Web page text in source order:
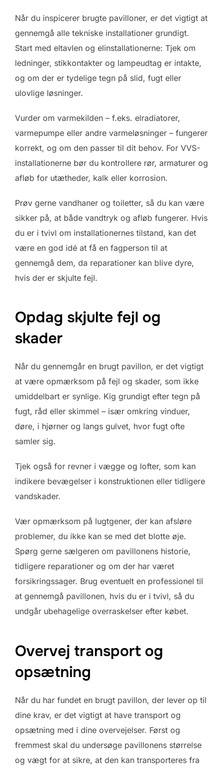
Når du inspicerer brugte pavilloner, er det vigtigt at
gennemgå alle tekniske installationer grundigt.
Start med eltavlen og elinstallationerne: Tjek om
ledninger, stikkontakter og lampeudtag er intakte,
og om der er tydelige tegn på slid, fugt eller
ulovlige løsninger.
Vurder om varmekilden – f.eks. elradiatorer,
varmepumpe eller andre varmeløsninger – fungerer
korrekt, og om den passer til dit behov. For VVS-
installationerne bør du kontrollere rør, armaturer og
afløb for utætheder, kalk eller korrosion.
Prøv gerne vandhaner og toiletter, så du kan være
sikker på, at både vandtryk og afløb fungerer. Hvis
du er i tvivl om installationernes tilstand, kan det
være en god idé at få en fagperson til at
gennemgå dem, da reparationer kan blive dyre,
hvis der er skjulte fejl.
Opdag skjulte fejl og
skader
Når du gennemgår en brugt pavillon, er det vigtigt
at være opmærksom på fejl og skader, som ikke
umiddelbart er synlige. Kig grundigt efter tegn på
fugt, råd eller skimmel – især omkring vinduer,
døre, i hjørner og langs gulvet, hvor fugt ofte
samler sig.
Tjek også for revner i vægge og lofter, som kan
indikere bevægelser i konstruktionen eller tidligere
vandskader.
Vær opmærksom på lugtgener, der kan afsløre
problemer, du ikke kan se med det blotte øje.
Spørg gerne sælgeren om pavillonens historie,
tidligere reparationer og om der har været
forsikringssager. Brug eventuelt en professionel til
at gennemgå pavillonen, hvis du er i tvivl, så du
undgår ubehagelige overraskelser efter købet.
Overvej transport og
opsætning
Når du har fundet en brugt pavillon, der lever op til
dine krav, er det vigtigt at have transport og
opsætning med i dine overvejelser. Først og
fremmest skal du undersøge pavillonens størrelse
og vægt for at sikre, at den kan transporteres fra